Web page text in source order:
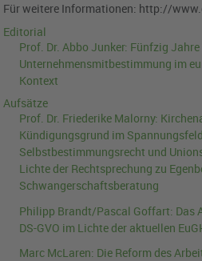
Für weitere Informationen: http://
Editorial
Prof. Dr. Abbo Junker: Fünfzig
Unternehmensmitbestimmung im
Kontext
Aufsätze
Prof. Dr. Friederike Malorny:
Kündigungsgrund im
Selbstbestimmungsrecht und
Lichte der Rechtsprechung zu
Schwangerschaftsberatung
Philipp Brandt/Pascal Goffart: Das
DS-GVO im Lichte der aktuellen
Marc McLaren: Die Reform des